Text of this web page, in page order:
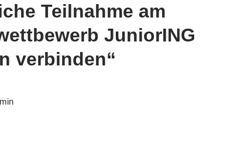
Teilnahme am
JuniorING
verbinden“